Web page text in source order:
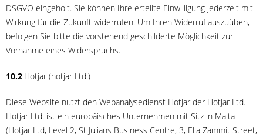
DSGVO eingeholt. Sie können Ihre erteilte Einwilligung jederzeit mit
Wirkung für die Zukunft widerrufen. Um Ihren Widerruf auszuüben,
befolgen Sie bitte die vorstehend geschilderte Möglichkeit zur
Vornahme eines Widerspruchs.
10.2 Hotjar (hotjar Ltd.)
Diese Website nutzt den Webanalysedienst Hotjar der Hotjar Ltd.
Hotjar Ltd. ist ein europäisches Unternehmen mit Sitz in Malta
(Hotjar Ltd, Level 2, St Julians Business Centre, 3, Elia Zammit Street,